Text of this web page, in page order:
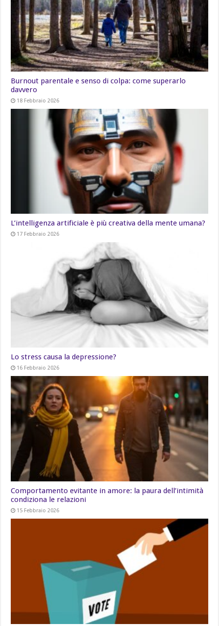
Burnout parentale e senso di colpa: come superarlo
davvero
18 Febbraio 2026
L’intelligenza artificiale è più creativa della mente umana?
17 Febbraio 2026
Lo stress causa la depressione?
16 Febbraio 2026
Comportamento evitante in amore: la paura dell’intimità
condiziona le relazioni
15 Febbraio 2026